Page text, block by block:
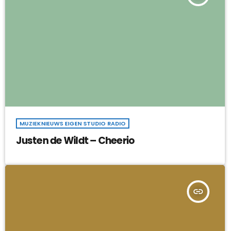
MUZIEKNIEUWS EIGEN STUDIO RADIO
Justen de Wildt – Cheerio
insert_link